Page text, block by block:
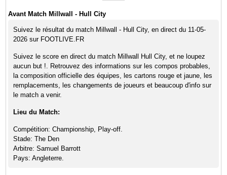
Avant Match Millwall - Hull City
Suivez le résultat du match Millwall - Hull City, en direct du 11-05-
2026 sur FOOTLIVE.FR
Suivez le score en direct du match Millwall Hull City, et ne loupez
aucun but !. Retrouvez des informations sur les compos probables,
la composition officielle des équipes, les cartons rouge et jaune, les
remplacements, les changements de joueurs et beaucoup d'info sur
le match a venir.
Lieu du Match:
Compétition: Championship, Play-off.
Stade: The Den
Arbitre: Samuel Barrott
Pays: Angleterre.